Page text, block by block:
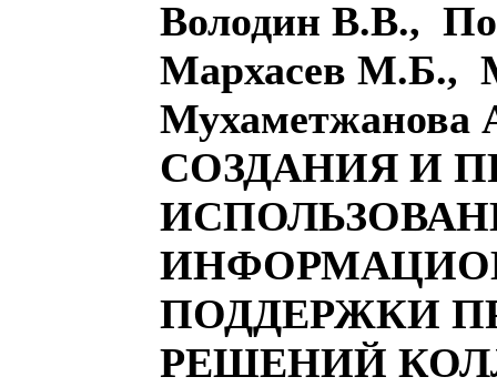
Володин В.В.,
Мархасев М.Б.,
СОЗДАНИЯ И
ПОДДЕРЖКИ
РЕШЕНИЙ